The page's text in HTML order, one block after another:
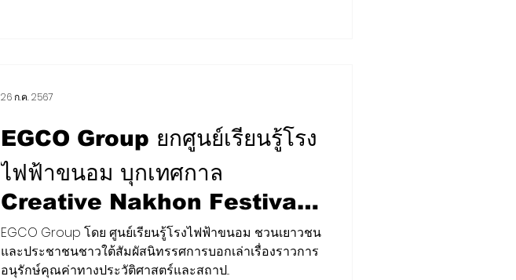
EGCO Group ยกศูนย์เรียนรู้โรง
ไฟฟ้าขนอม บุกเทศกาล
Creative Nakhon Festival
จ.นครศรีธรรมราช
EGCO Group โดย ศูนย์เรียนรู้โรงไฟฟ้าขนอม ชวนเยาวชน
และประชาชนชาวใต้สัมผัสนิทรรศการบอกเล่าเรื่องราวการ
อนุรักษ์คุณค่าทางประวัติศาสตร์และสถาป...
26 ก.ค. 2567